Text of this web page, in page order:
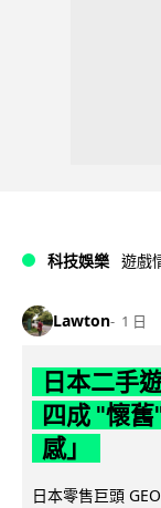
科技娛樂 遊戲
Lawton 1 日
日本二手
四成 "懷
感」
日本零售巨頭